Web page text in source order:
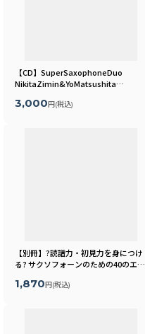
【CD】SuperSaxophoneDuo
NikitaZimin&YoMatsushita
3,000円(税込)
【別冊】?読譜力・初見力を身につけ
る? サクソフォーンのための40のエチ
1,870円(税込)